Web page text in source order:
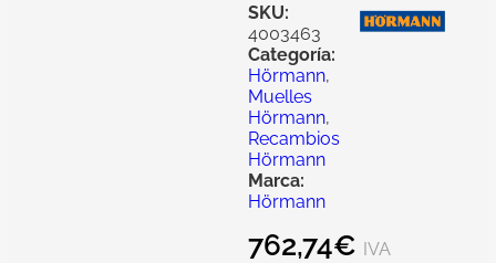
SKU:
4003463
Categoría:
Hörmann,
Muelles
Hörmann,
Recambios
Hörmann
Marca:
Hörmann
762,74€ IVA